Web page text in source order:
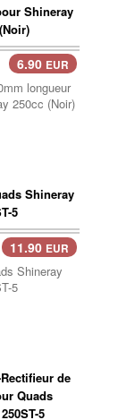
6.90 EUR
longueur
250cc (Noir)
11.90 EUR
Shineray
5